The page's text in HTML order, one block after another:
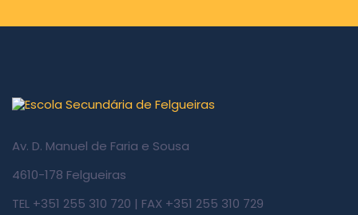
Av. D. Manuel de Faria e Sousa
4610-178 Felgueiras
TEL +351 255 310 720 | FAX +351 255 310 729